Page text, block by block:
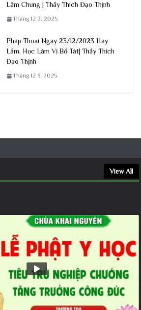
Lâm Chung | Thầy Thích Đạo Thịnh
Tháng 12 2, 2025
Pháp Thoại Ngày 23/12/2023 Hay
Lắm, Học Làm Vị Bồ Tát| Thầy Thích
Đạo Thịnh
Tháng 12 3, 2025
View All